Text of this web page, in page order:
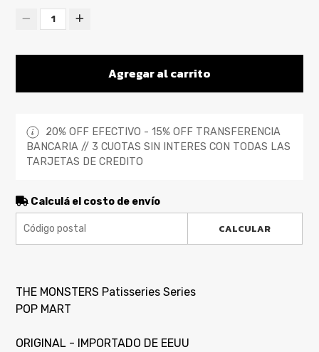
1
Agregar al carrito
20% OFF EFECTIVO - 15% OFF TRANSFERENCIA
BANCARIA // 3 CUOTAS SIN INTERES CON TODAS LAS
TARJETAS DE CREDITO
Calculá el costo de envío
CALCULAR
THE MONSTERS Patisseries Series
POP MART
ORIGINAL - IMPORTADO DE EEUU